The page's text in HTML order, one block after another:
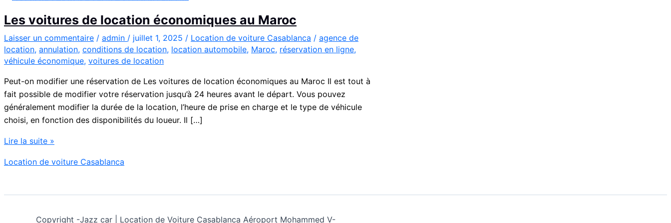
Les voitures de location économiques au Maroc
Laisser un commentaire / admin / juillet 1, 2025 / Location de voiture Casablanca / agence de
location, annulation, conditions de location, location automobile, Maroc, réservation en ligne,
véhicule économique, voitures de location
Peut-on modifier une réservation de Les voitures de location économiques au Maroc Il est tout à
fait possible de modifier votre réservation jusqu’à 24 heures avant le départ. Vous pouvez
généralement modifier la durée de la location, l’heure de prise en charge et le type de véhicule
choisi, en fonction des disponibilités du loueur. Il […]
Les
de
économiques
Lire la suite »
Location de voiture Casablanca
Copyright -Jazz car | Location de Voiture Casablanca Aéroport Mohammed V-